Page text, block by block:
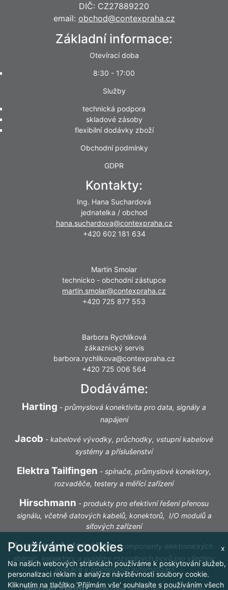
DIČ: CZ27889220
email: obchod@contexpraha.cz
Základní informace:
Otevírací doba
8:30 - 17:00
Služby
technická podpora
skladové zásoby
flexibilní dodávky zboží
Obchodní podmínky
GDPR
Kontakty:
Ing. Hana Suchardová
jednatelka / obchod
hana.suchardova@contexpraha.cz
+420 602 181 634
Martin Smolar
technicko - obchodní zástupce
martin.smolar@contexpraha.cz
+420 725 877 553
Barbora Rychlíková
zákaznický servis
barbora.rychlikova@contexpraha.cz
+420 725 006 564
Dodáváme:
Harting - průmyslová konektivita pro data, signály a
napájení
Jacob - kabelové vývodky, průchodky, vstupní kabelové
systémy a příslušenství
Elektra Tailfingen - spínače, průmyslové konektory,
rozvaděče, testery a měřící zařízení
Hirschmann - produkty pro efektivní řešení přenosu
signálu, včetně datových kabelů, konektorů, I/O modulů a
síťových zařízení
Lumberg Automation-komponenty elektronických
sběrnic, konektory a systémy rozvodných boxů pro všechny
aplikace v průmyslové automatizaci
x
Používáme cookies
Na našich webových stránkách používáme k poskytování služeb,
personalizaci reklam a analýze návštěvnosti soubory cookie.
Kliknutím na tlačítko 'Přijímám vše' souhlasíte s používáním všech